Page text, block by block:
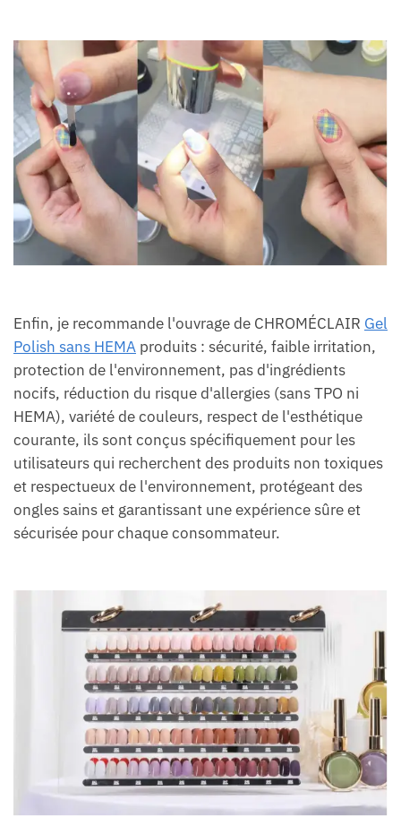
Enfin, je recommande l'ouvrage de CHROMÉCLAIR Gel
Polish sans HEMA produits : sécurité, faible irritation,
protection de l'environnement, pas d'ingrédients
nocifs, réduction du risque d'allergies (sans TPO ni
HEMA), variété de couleurs, respect de l'esthétique
courante, ils sont conçus spécifiquement pour les
utilisateurs qui recherchent des produits non toxiques
et respectueux de l'environnement, protégeant des
ongles sains et garantissant une expérience sûre et
sécurisée pour chaque consommateur.